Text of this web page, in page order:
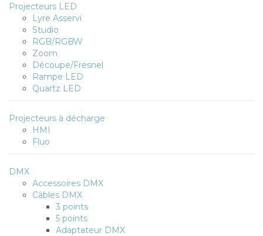
Projecteurs LED
Lyre Asservi
Studio
RGB/RGBW
Zoom
Découpe/Fresnel
Rampe LED
Quartz LED
Projecteurs à décharge
HMI
Fluo
DMX
Accessoires DMX
Câbles DMX
3 points
5 points
Adaptateur DMX